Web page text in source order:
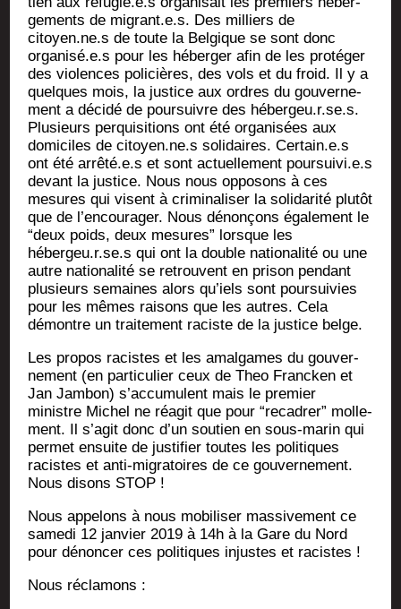
ge­ments de migrant.e.s. Des mil­liers de
citoyen.ne.s de toute la Bel­gique se sont donc
organisé.e.s pour les héber­ger afin de les pro­té­ger
des vio­lences poli­cières, des vols et du froid. Il y a
quelques mois, la jus­tice aux ordres du gou­ver­ne­
ment a déci­dé de pour­suivre des hébergeu.r.se.s.
Plu­sieurs per­qui­si­tions ont été orga­ni­sées aux
domi­ciles de citoyen.ne.s soli­daires. Certain.e.s
ont été arrêté.e.s et sont actuel­le­ment poursuivi.e.s
devant la jus­tice. Nous nous oppo­sons à ces
mesures qui visent à cri­mi­na­li­ser la soli­da­ri­té plu­tôt
que de l’encourager. Nous dénon­çons éga­le­ment le
“deux poids, deux mesures” lorsque les
hébergeu.r.se.s qui ont la double natio­na­li­té ou une
autre natio­na­li­té se retrouvent en pri­son pen­dant
plu­sieurs semaines alors qu’iels sont pour­sui­vies
pour les mêmes rai­sons que les autres. Cela
démontre un trai­te­ment raciste de la jus­tice belge.
Les pro­pos racistes et les amal­games du gou­ver­
ne­ment (en par­ti­cu­lier ceux de Theo Fran­cken et
Jan Jam­bon) s’accumulent mais le pre­mier
ministre Michel ne réagit que pour “reca­drer” mol­le­
ment. Il s’agit donc d’un sou­tien en sous-marin qui
per­met ensuite de jus­ti­fier toutes les poli­tiques
racistes et anti-migra­toires de ce gou­ver­ne­ment.
Nous disons STOP !
Nous appe­lons à nous mobi­li­ser mas­si­ve­ment ce
same­di 12 jan­vier 2019 à 14h à la Gare du Nord
pour dénon­cer ces poli­tiques injustes et racistes !
Nous récla­mons :